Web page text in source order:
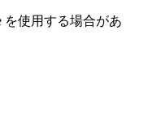
使⽤する場合があ